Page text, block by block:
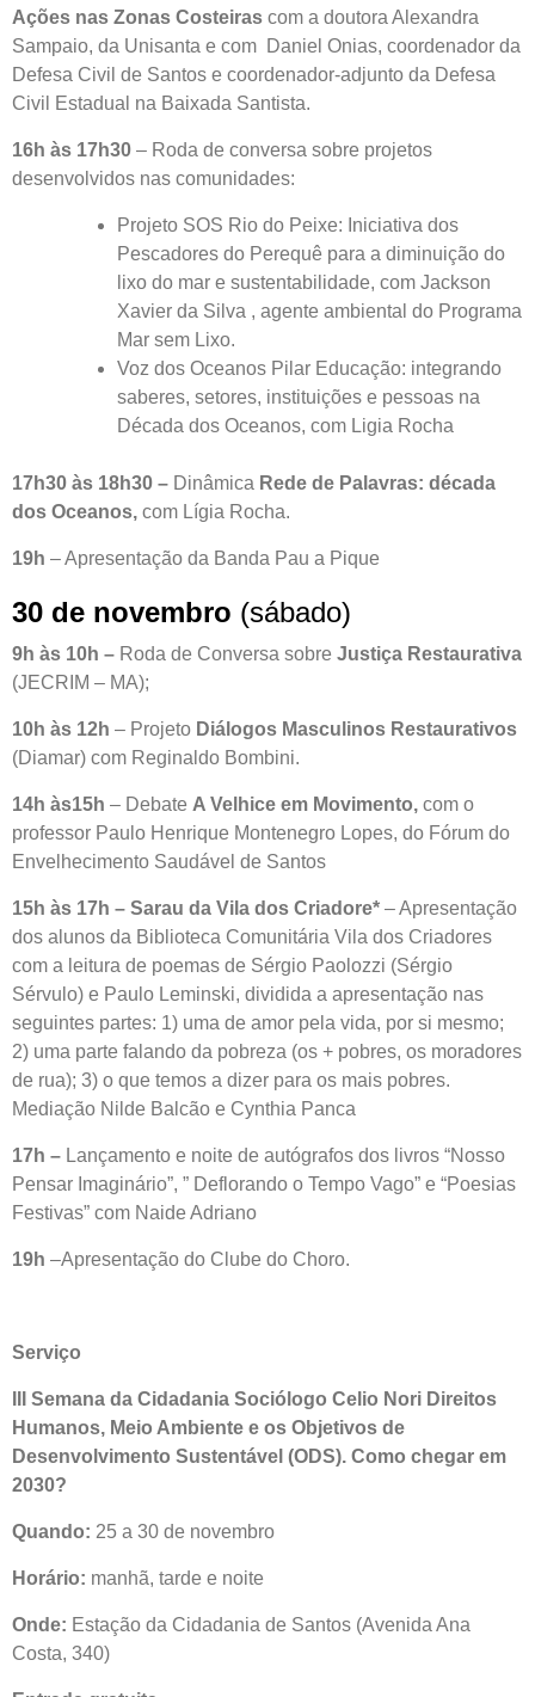
Ações nas Zonas Costeiras com a doutora Alexandra
Sampaio, da Unisanta e com Daniel Onias, coordenador da
Defesa Civil de Santos e coordenador-adjunto da Defesa
Civil Estadual na Baixada Santista.
16h às 17h30 – Roda de conversa sobre projetos
desenvolvidos nas comunidades:
Projeto SOS Rio do Peixe: Iniciativa dos
Pescadores do Perequê para a diminuição do
lixo do mar e sustentabilidade, com Jackson
Xavier da Silva , agente ambiental do Programa
Mar sem Lixo.
Voz dos Oceanos Pilar Educação: integrando
saberes, setores, instituições e pessoas na
Década dos Oceanos, com Ligia Rocha
17h30 às 18h30 – Dinâmica Rede de Palavras: década
dos Oceanos, com Lígia Rocha.
19h – Apresentação da Banda Pau a Pique
30 de novembro (sábado)
9h às 10h – Roda de Conversa sobre Justiça Restaurativa
(JECRIM – MA);
10h às 12h – Projeto Diálogos Masculinos Restaurativos
(Diamar) com Reginaldo Bombini.
14h às15h – Debate A Velhice em Movimento, com o
professor Paulo Henrique Montenegro Lopes, do Fórum do
Envelhecimento Saudável de Santos
15h às 17h – Sarau da Vila dos Criadore* – Apresentação
dos alunos da Biblioteca Comunitária Vila dos Criadores
com a leitura de poemas de Sérgio Paolozzi (Sérgio
Sérvulo) e Paulo Leminski, dividida a apresentação nas
seguintes partes: 1) uma de amor pela vida, por si mesmo;
2) uma parte falando da pobreza (os + pobres, os moradores
de rua); 3) o que temos a dizer para os mais pobres.
Mediação Nilde Balcão e Cynthia Panca
17h – Lançamento e noite de autógrafos dos livros “Nosso
Pensar Imaginário”, ” Deflorando o Tempo Vago” e “Poesias
Festivas” com Naide Adriano
19h –Apresentação do Clube do Choro.
Serviço
III Semana da Cidadania Sociólogo Celio Nori Direitos
Humanos, Meio Ambiente e os Objetivos de
Desenvolvimento Sustentável (ODS). Como chegar em
2030?
Quando: 25 a 30 de novembro
Horário: manhã, tarde e noite
Onde: Estação da Cidadania de Santos (Avenida Ana
Costa, 340)